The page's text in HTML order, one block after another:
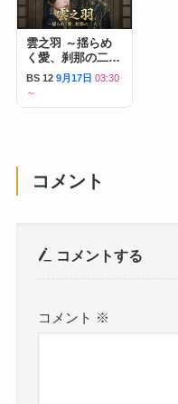
雲之羽 ～揺らめ
く愛、刹那の二人
～
BS 12 9月17日 03:30
～
コメント
コメントする
コメント ※